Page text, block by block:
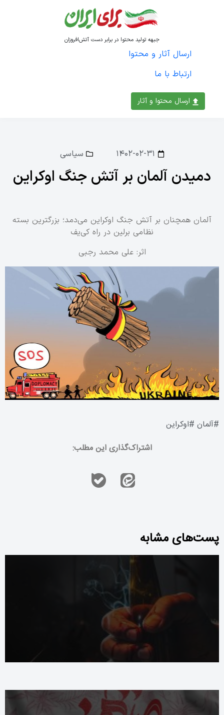
ارسال محتوا و آثار
جبهه تولید محتوا در برابر دست آتش‌افروزان
ارسال آثار و محتوا
ارتباط با ما
۱۴۰۲-۰۲-۳۱ سیاسی
دمیدن آلمان بر آتش جنگ اوکراین
آلمان همچنان بر آتش جنگ اوکراین می‌دمد؛ بزرگترین بسته
نظامی برلین در راه کی‌یف
اثر: علی محمد رجبی
#آلمان #اوکراین
اشتراک‌گذاری این مطلب:
پست‌های مشابه